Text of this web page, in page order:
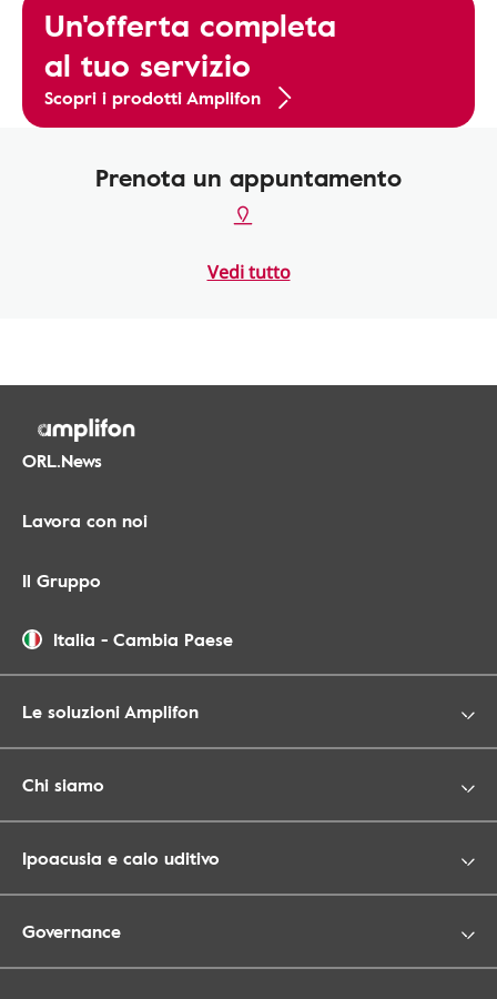
Un'offerta completa
al tuo servizio
Scopri i prodotti Amplifon
Prenota un appuntamento
Vedi tutto
ORL.News
Lavora con noi
Il Gruppo
Italia - Cambia Paese
Le soluzioni Amplifon
Chi siamo
Ipoacusia e calo uditivo
Governance